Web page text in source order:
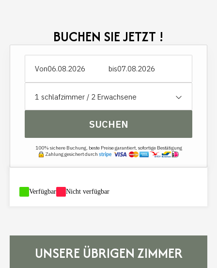
BUCHEN SIE JETZT !
Von bis
1 schlafzimmer / 2 Erwachsene
SUCHEN
100% sichere Buchung, beste Preise garantiert, sofortige Bestätigung
Zahlung gesichert durch
Verfügbar Nicht verfügbar
UNSERE ÜBRIGEN ZIMMER